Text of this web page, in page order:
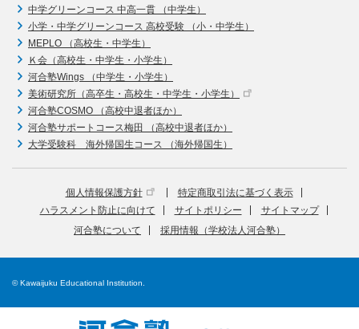
中学グリーンコース 中高一貫 （中学生）
小学・中学グリーンコース 高校受験 （小・中学生）
MEPLO （高校生・中学生）
Ｋ会（高校生・中学生・小学生）
河合塾Wings （中学生・小学生）
美術研究所（高卒生・高校生・中学生・小学生）
河合塾COSMO （高校中退者ほか）
河合塾サポートコース梅田 （高校中退者ほか）
大学受験科 海外帰国生コース （海外帰国生）
個人情報保護方針
特定商取引法に基づく表示
ハラスメント防止に向けて
サイトポリシー
サイトマップ
河合塾について
採用情報（学校法人河合塾）
© Kawaijuku Educational Institution.